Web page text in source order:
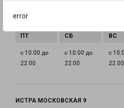
error22:00
с 10:00 до
22:00
с 10:00 до
22:00
с
22:00
ИСТРА МОСКОВСКАЯ 9